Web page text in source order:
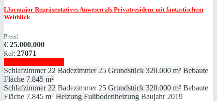
Llucmajor Repräsentatives Anwesen als Privatresidenz mit fantastischem
Weitblick
Preis:
€ 25.000.000
Ref: 27071
Schlafzimmer 22 Badezimmer 25 Grundstück 320.000 m² Bebaute
Fläche 7.845 m²
Schlafzimmer 22 Badezimmer 25 Grundstück 320.000 m² Bebaute
Fläche 7.845 m² Heizung Fußbodenheizung Baujahr 2019